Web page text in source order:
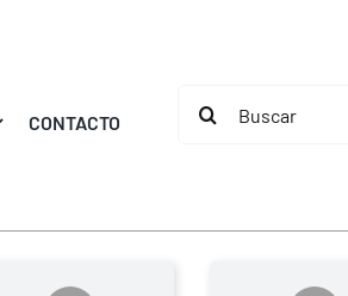
CONTACTO
Buscar: